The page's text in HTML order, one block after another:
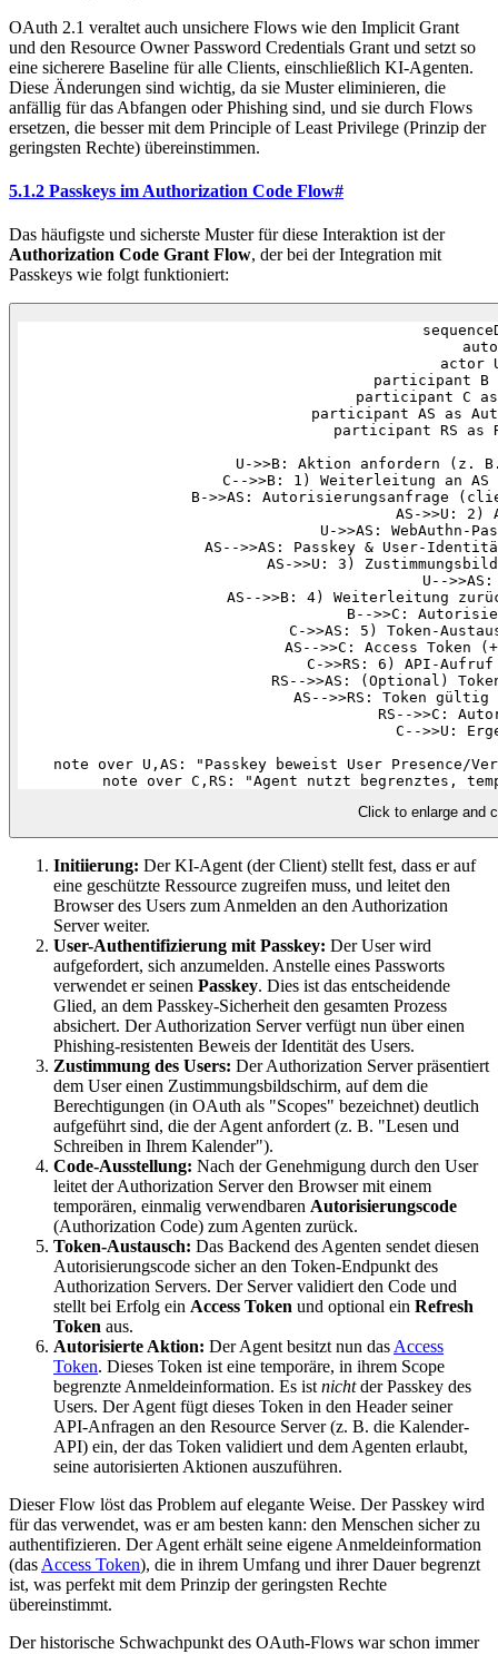
OAuth 2.1 veraltet auch unsichere Flows wie den Implicit Grant
und den Resource Owner Password Credentials Grant und setzt so
eine sicherere Baseline für alle Clients, einschließlich KI-Agenten.
Diese Änderungen sind wichtig, da sie Muster eliminieren, die
anfällig für das Abfangen oder Phishing sind, und sie durch Flows
ersetzen, die besser mit dem Principle of Least Privilege (Prinzip der
geringsten Rechte) übereinstimmen.
5.1.2 Passkeys im Authorization Code Flow#
Das häufigste und sicherste Muster für diese Interaktion ist der
Authorization Code Grant Flow, der bei der Integration mit
Passkeys wie folgt funktioniert:
actor
participant B
participant C
participant AS as
participant RS as
U->>B: Aktion anfordern (z.
C-->>B: 1) Weiterleitung an
B->>AS: Autorisierungsanfrage
AS->>U: 2)
U->>AS: WebAuthn-
AS-->>AS: Passkey & User-
AS->>U: 3)
U--
AS-->>B: 4) Weiterleitung
B-->>C:
C->>AS: 5) Token-
AS-->>C: Access Token
C->>RS: 6) API-
RS-->>AS: (Optional)
AS-->>RS: Token gültig
RS-->>C:
C-->>U:
note over U,AS: "Passkey beweist User Presence/
Click to enlarge and
Initiierung: Der KI-Agent (der Client) stellt fest, dass er auf
eine geschützte Ressource zugreifen muss, und leitet den
Browser des Users zum Anmelden an den Authorization
Server weiter.
User-Authentifizierung mit Passkey: Der User wird
aufgefordert, sich anzumelden. Anstelle eines Passworts
verwendet er seinen Passkey. Dies ist das entscheidende
Glied, an dem Passkey-Sicherheit den gesamten Prozess
absichert. Der Authorization Server verfügt nun über einen
Phishing-resistenten Beweis der Identität des Users.
Zustimmung des Users: Der Authorization Server präsentiert
dem User einen Zustimmungsbildschirm, auf dem die
Berechtigungen (in OAuth als "Scopes" bezeichnet) deutlich
aufgeführt sind, die der Agent anfordert (z. B. "Lesen und
Schreiben in Ihrem Kalender").
Code-Ausstellung: Nach der Genehmigung durch den User
leitet der Authorization Server den Browser mit einem
temporären, einmalig verwendbaren Autorisierungscode
(Authorization Code) zum Agenten zurück.
Token-Austausch: Das Backend des Agenten sendet diesen
Autorisierungscode sicher an den Token-Endpunkt des
Authorization Servers. Der Server validiert den Code und
stellt bei Erfolg ein Access Token und optional ein Refresh
Token aus.
Autorisierte Aktion: Der Agent besitzt nun dasAccess
Token. Dieses Token ist eine temporäre, in ihrem Scope
begrenzte Anmeldeinformation. Es istnichtder Passkey des
Users. Der Agent fügt dieses Token in den Header seiner
API-Anfragen an den Resource Server (z. B. die Kalender-
API) ein, der das Token validiert und dem Agenten erlaubt,
seine autorisierten Aktionen auszuführen.
Dieser Flow löst das Problem auf elegante Weise. Der Passkey wird
für das verwendet, was er am besten kann: den Menschen sicher zu
authentifizieren. Der Agent erhält seine eigene Anmeldeinformation
(dasAccess Token), die in ihrem Umfang und ihrer Dauer begrenzt
ist, was perfekt mit dem Prinzip der geringsten Rechte
übereinstimmt.
Der historische Schwachpunkt des OAuth-Flows war schon immer